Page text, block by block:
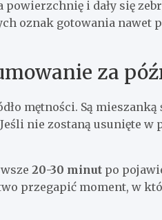
powierzchnię i dały się
oznak gotowania nawet
za
mętności. Są
nie zostaną usunięte w
20-30 minut po
przegapić moment, w